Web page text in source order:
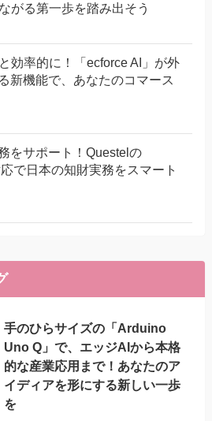
がる第一歩を踏み出そう
効率的に！「ecforce AI」が外
新機能で、あなたのコマース
をサポート！Questelの
で日本の知財実務をスマート
手のひらサイズの「Arduino
Uno Q」で、エッジAIから本格
的な産業応用まで！あなたのア
イディアを形にする新しい一歩
を